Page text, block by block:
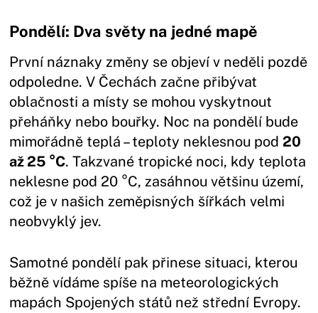
Pondělí: Dva světy na jedné mapě
První náznaky změny se objeví v neděli pozdě
odpoledne. V Čechách začne přibývat
oblačnosti a místy se mohou vyskytnout
přeháňky nebo bouřky. Noc na pondělí bude
mimořádně teplá – teploty neklesnou pod 20
až 25 °C. Takzvané tropické noci, kdy teplota
neklesne pod 20 °C, zasáhnou většinu území,
což je v našich zeměpisných šířkách velmi
neobvyklý jev.
Samotné pondělí pak přinese situaci, kterou
běžně vídáme spíše na meteorologických
mapách Spojených států než střední Evropy.